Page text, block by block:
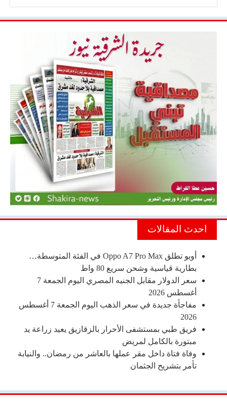
احدث المقالات
أوبو تطلق Oppo A7 Pro Max في الفئة المتوسطة…
بطارية قياسية وشحن سريع 80 واط
سعر الدولار مقابل الجنيه المصري اليوم الجمعة 7
أغسطس 2026
مفاجأة جديدة في سعر الذهب اليوم الجمعة 7 أغسطس
2026
فريق طبي بمستشفى الأحرار بالزقازيق يعيد زراعة يد
مبتورة بالكامل لمريض
وفاة فتاة داخل مقر عملها بالعاشر من رمضان.. والنيابة
تأمر بتشريح الجثمان